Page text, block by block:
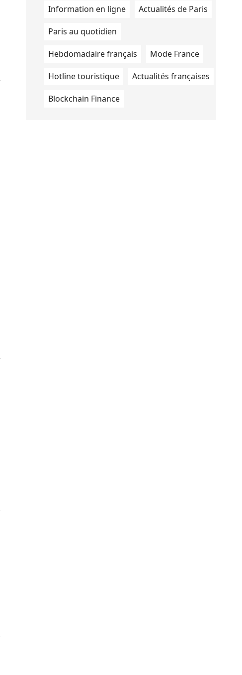
Information en ligne Actualités de Paris
Paris au quotidien
Hebdomadaire français Mode France
Hotline touristique Actualités françaises
Blockchain Finance